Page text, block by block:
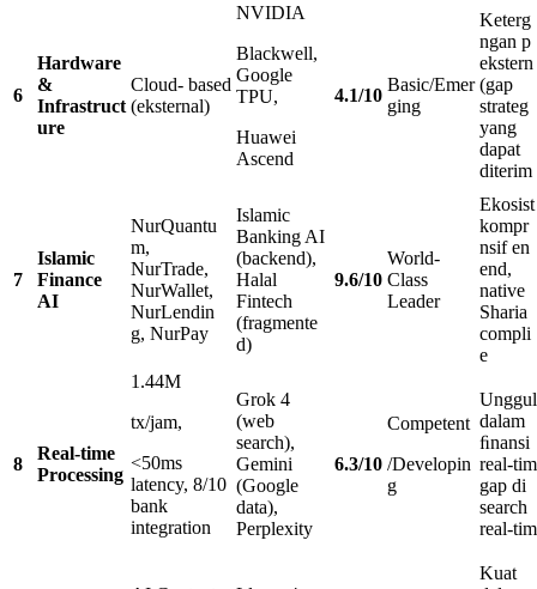
6
Hardware
&
Infrastruct
ure
Cloud- based
(eksternal)
NVIDIA
Blackwell,
Google
TPU,
Huawei
Ascend
4.1/10
Basic/Emer
ging
Keterg
ngan p
ekstern
(gap
strateg
yang
dapat
diterim
7
Islamic
Finance
AI
NurQuantu
m,
NurTrade,
NurWallet,
NurLendin
g, NurPay
Islamic
Banking AI
(backend),
Halal
Fintech
(fragmente
d)
9.6/10
World-
Class
Leader
Ekosist
kompr
nsif en
end,
native
Sharia
compli
e
8
Real-time
Processing
1.44M
tx/jam,
<50ms
latency, 8/10
bank
integration
Grok 4
(web
search),
Gemini
(Google
data),
Perplexity
6.3/10
Competent
/Developin
g
Unggul
dalam
ﬁnansi
real-tim
gap di
search
real-tim
Kuat